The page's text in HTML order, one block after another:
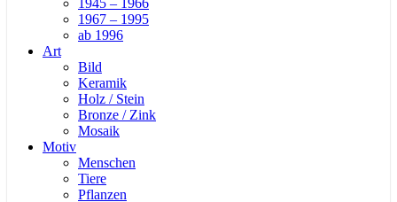
1967 – 1995
ab 1996
Art
Bild
Keramik
Holz / Stein
Bronze / Zink
Mosaik
Motiv
Menschen
Tiere
Pflanzen